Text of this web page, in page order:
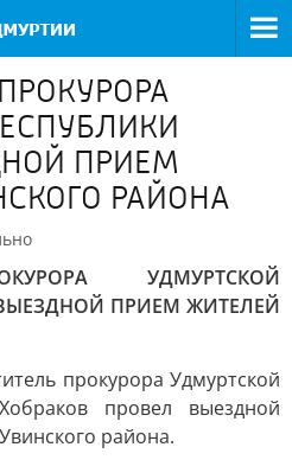
ПРИЕМ
РАЙОНА
УДМУРТСКОЙ
ПРИЕМ ЖИТЕЛЕЙ
прокурора Удмуртской
провел выездной
района.